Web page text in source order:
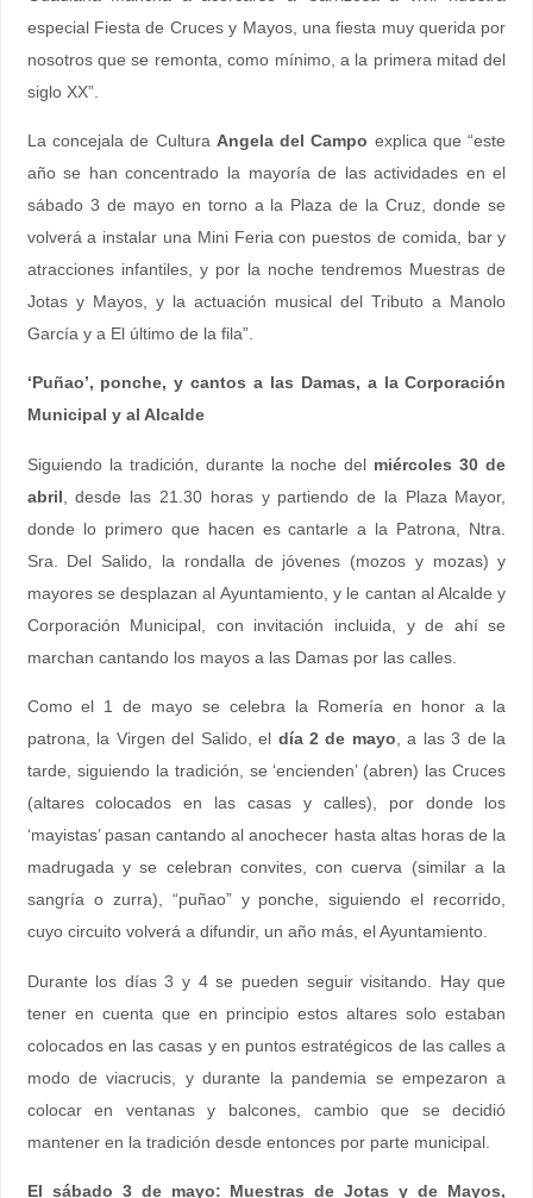
especial Fiesta de Cruces y Mayos, una fiesta muy querida por
nosotros que se remonta, como mínimo, a la primera mitad del
siglo XX”.
La concejala de Cultura Angela del Campo explica que “este
año se han concentrado la mayoría de las actividades en el
sábado 3 de mayo en torno a la Plaza de la Cruz, donde se
volverá a instalar una Mini Feria con puestos de comida, bar y
atracciones infantiles, y por la noche tendremos Muestras de
Jotas y Mayos, y la actuación musical del Tributo a Manolo
García y a El último de la fila”.
‘Puñao’, ponche, y cantos a las Damas, a la Corporación
Municipal y al Alcalde
Siguiendo la tradición, durante la noche del miércoles 30 de
abril , desde las 21.30 horas y partiendo de la Plaza Mayor,
donde lo primero que hacen es cantarle a la Patrona, Ntra.
Sra. Del Salido, la rondalla de jóvenes (mozos y mozas) y
mayores se desplazan al Ayuntamiento, y le cantan al Alcalde y
Corporación Municipal, con invitación incluida, y de ahí se
marchan cantando los mayos a las Damas por las calles.
Como el 1 de mayo se celebra la Romería en honor a la
patrona, la Virgen del Salido, el día 2 de mayo , a las 3 de la
tarde, siguiendo la tradición, se ‘encienden’ (abren) las Cruces
(altares colocados en las casas y calles), por donde los
‘mayistas’ pasan cantando al anochecer hasta altas horas de la
madrugada y se celebran convites, con cuerva (similar a la
sangría o zurra), “puñao” y ponche, siguiendo el recorrido,
cuyo circuito volverá a difundir, un año más, el Ayuntamiento.
Durante los días 3 y 4 se pueden seguir visitando. Hay que
tener en cuenta que en principio estos altares solo estaban
colocados en las casas y en puntos estratégicos de las calles a
modo de viacrucis, y durante la pandemia se empezaron a
colocar en ventanas y balcones, cambio que se decidió
mantener en la tradición desde entonces por parte municipal.
El sábado 3 de mayo: Muestras de Jotas y de Mayos,